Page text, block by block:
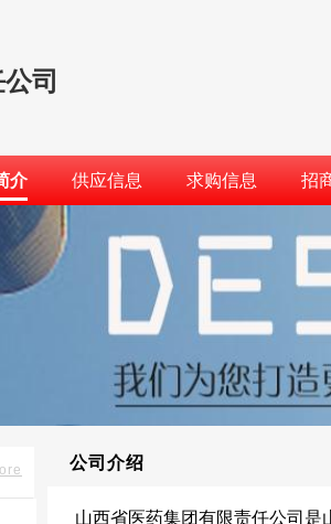
司
介 供应信息 求购信息 招
公司介绍
山西省医药集团有限责任公司是